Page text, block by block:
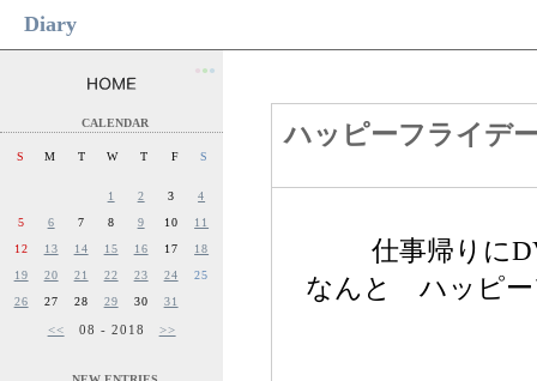
Diary
ハッピーフライデ
仕事帰りに
なんと ハッピー
●●
CALENDAR
S M T W T F S
1 2 3
4
5
6 7 8 9 10
11
12
13 14 15 16 17
18
19
20 21 22 23 24
25
26
27 28 29 30 31
<< 08 - 2018 >>